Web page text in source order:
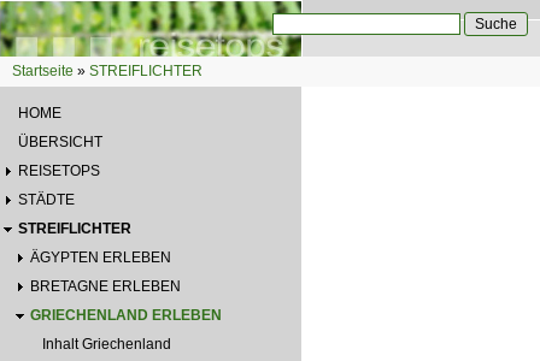
Direkt zum Inhalt
Suchformular
Sie sind hier
Startseite » STREIFLICHTER
HOME
ÜBERSICHT
REISETOPS
STÄDTE
STREIFLICHTER
ÄGYPTEN ERLEBEN
BRETAGNE ERLEBEN
GRIECHENLAND ERLEBEN
Inhalt Griechenland